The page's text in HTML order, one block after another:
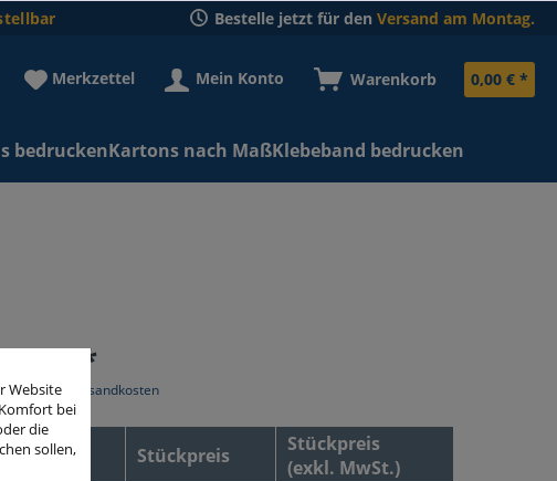
Bestelle jetzt für den Versand am Montag.
Merkzettel Mein Konto Warenkorb 0,00 € *
bedruckenKartons nach MaßKlebeband bedrucken
€ *
Stückpreis
Stückpreis
(exkl. MwSt.)
zzgl. Versandkosten
Website
bei
die
sollen,